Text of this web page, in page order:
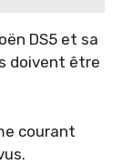
DS5 et sa
doivent être
courant